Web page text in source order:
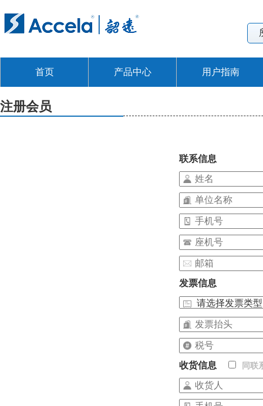
首页 产品中心 用户指南
注册会员
联系信息
发票信息
收货信息 同联